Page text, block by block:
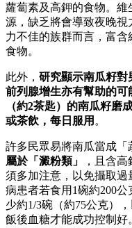
蘿蔔素及高鉀的食物。
源，缺乏將會導致夜晚
力不佳的族群而言，富
食物。
此外， 研究顯示南瓜籽對
前列腺增生亦有幫助的
（約2茶匙）的南瓜籽磨
或茶飲，每日服用 。
許多民眾易將南瓜當成「
屬於「澱粉類」
，且含
須多加注意，以免攝取
病患者若食用1碗約200
少約1/3碗（約75公克）
飯後血糖才能成功控制好